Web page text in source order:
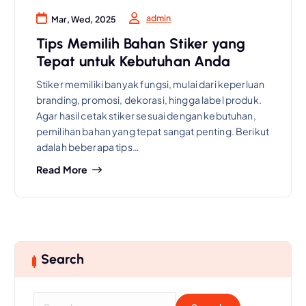
Mar, Wed, 2025 admin
Tips Memilih Bahan Stiker yang
Tepat untuk Kebutuhan Anda
Stiker memiliki banyak fungsi, mulai dari keperluan
branding, promosi, dekorasi, hingga label produk.
Agar hasil cetak stiker sesuai dengan kebutuhan,
pemilihan bahan yang tepat sangat penting. Berikut
adalah beberapa tips…
Read More
Search